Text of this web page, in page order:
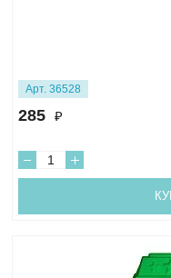
Арт. 36528
285 ₽